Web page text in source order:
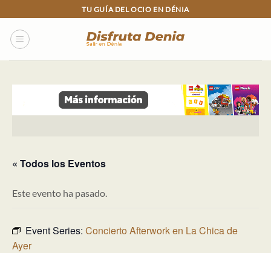
to
content
TU GUÍA DEL OCIO EN DÉNIA
« Todos los Eventos
Este evento ha pasado.
Event Series: Concierto Afterwork en La Chica de
Ayer